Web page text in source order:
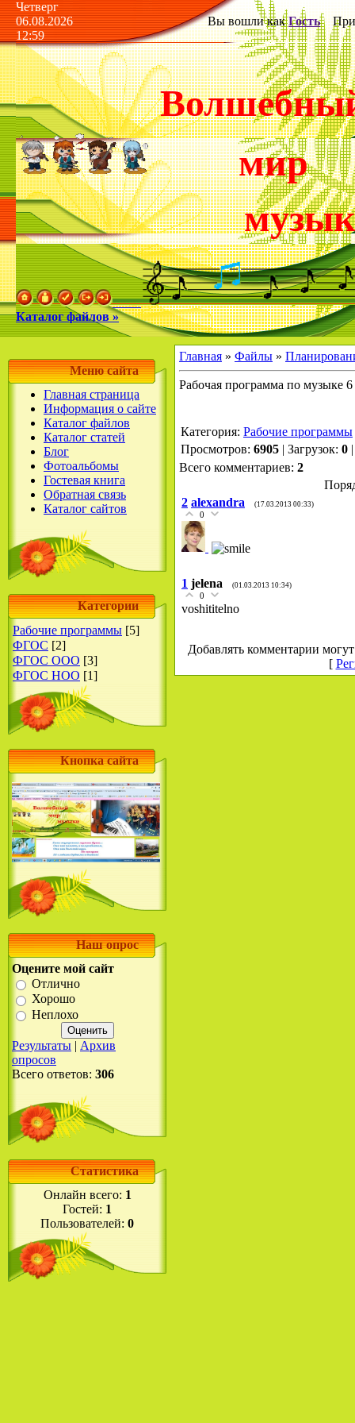
Четверг
06.08.2026
12:59
Вы вошли как Гость
мир
Каталог файлов »
Меню сайта
Главная страница
Информация о сайте
Каталог файлов
Каталог статей
Блог
Фотоальбомы
Гостевая книга
Обратная связь
Каталог сайтов
Категории
Рабочие программы [5]
ФГОС [2]
ФГОС ООО [3]
ФГОС НОО [1]
Кнопка сайта
Наш опрос
Оцените мой сайт
Отлично
Хорошо
Неплохо
Результаты | Архив
опросов
Всего ответов: 306
Статистика
Онлайн всего: 1
Гостей: 1
Пользователей: 0
Главная » Файлы »
Рабочая программа по музыке 6
Категория: Рабочие программы
Просмотров: 6905 | Загрузок: 0
Всего комментариев: 2
2 alexandra (17.03.2013 00:33)
0
1 jelena (01.03.2013 10:34)
0
voshititelno
Добавлять комментарии
[